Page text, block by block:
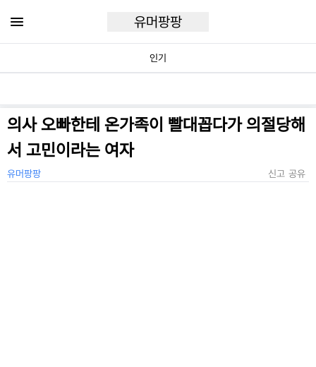
유머팡팡
인기
의사 오빠한테 온가족이 빨대꼽다가 의절당해
서 고민이라는 여자
유머팡팡 신고 공유